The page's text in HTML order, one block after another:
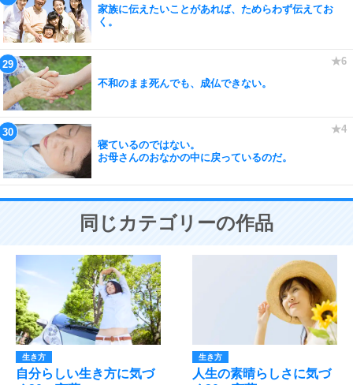
家族に伝えたいことがあれば、ためらわず伝えてお
く。
不和のまま死んでも、成仏できない。
寝ているのではない。
お母さんのおなかの中に戻っているのだ。
同じカテゴリーの作品
生き方
自分らしい生き方に気づ
生き方
人生の素晴らしさに気づ